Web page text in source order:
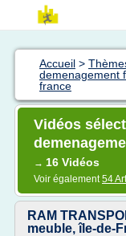
Accueil >
demenagement
france
Vidéos
→ 16 Vidéos
Voir également54
RAM
meuble, île-de-